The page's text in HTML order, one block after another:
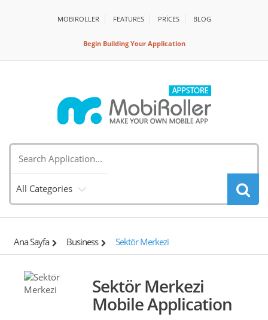
MOBIROLLER FEATURES PRİCES BLOG
Begin Building Your Application
All Categories
Ana Sayfa Business Sektör Merkezi
Sektör Merkezi
Mobile Application